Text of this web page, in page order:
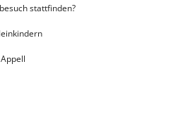
stattfinden?